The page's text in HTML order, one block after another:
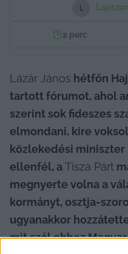
L
2 perc
Lázár János hétfőn
tartott fórumot, ahol
szerint sok fideszes
elmondani, kire
közlekedési miniszter
ellenfél, a Tisza Párt
megnyerte volna a
kormányt, osztja-
ugyanakkor
mit szól ehhez